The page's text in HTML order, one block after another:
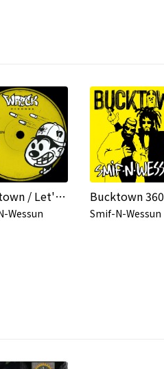
Bucktown / Let's Get It On
Wessun
Bucktown 360
Smif-N-Wessun